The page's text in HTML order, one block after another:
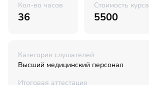
Кол-во часов
36
Стоимость курса
5500
Категория слушателей
Высший медицинский персонал
Итоговая аттестация